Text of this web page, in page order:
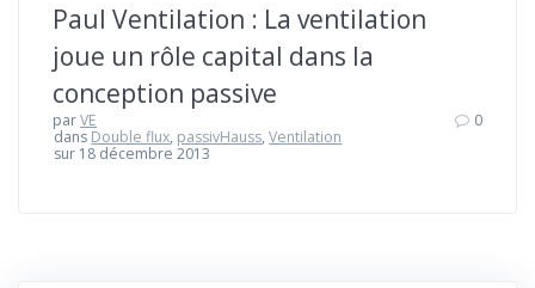
Paul Ventilation : La ventilation
joue un rôle capital dans la
conception passive
parVE
dans Double flux, passivHauss,Ventilation
sur 18 décembre 2013
0